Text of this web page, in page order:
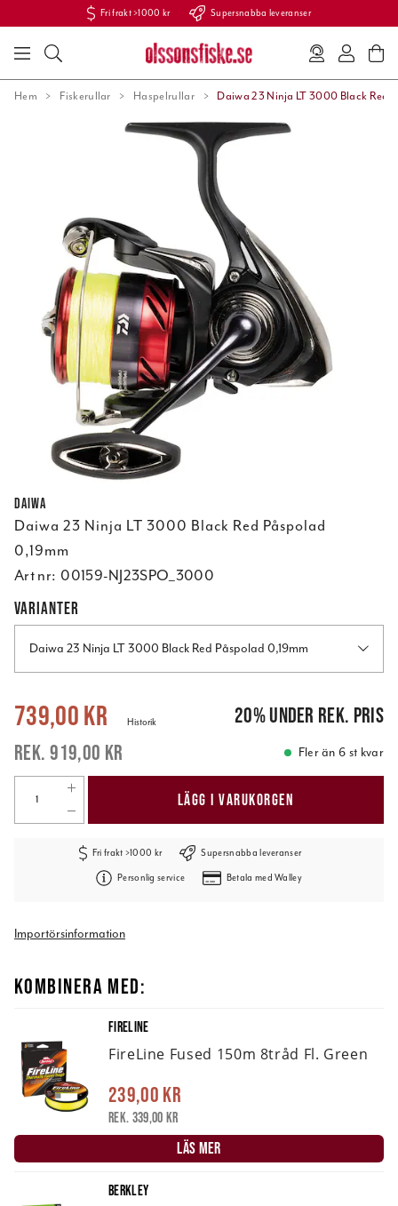
Fri frakt >1000 kr Supersnabba leveranser
Hem Fiskerullar Haspelrullar Daiwa 23 Ninja LT 3000 Black Red
Daiwa
Daiwa 23 Ninja LT 3000 Black Red Påspolad
0,19mm
Art nr: 00159-NJ23SPO_3000
VARIANTER
Daiwa 23 Ninja LT 3000 Black Red Påspolad 0,19mm
Nuvarande pris:739,00 kr 919,00 kr
739,00 kr
919,00 kr
Historik 20%under rek. pris
Fler än 6 st kvar
LÄGG I VARUKORGEN
Fri frakt >1000 kr Supersnabba leveranser
Personlig service Betala med Walley
Importörsinformation
KOMBINERA MED:
FIRELINE
FireLine Fused 150m 8tråd Fl. Green
239,00 kr
Rek. 339,00 kr
LÄS MER
BERKLEY